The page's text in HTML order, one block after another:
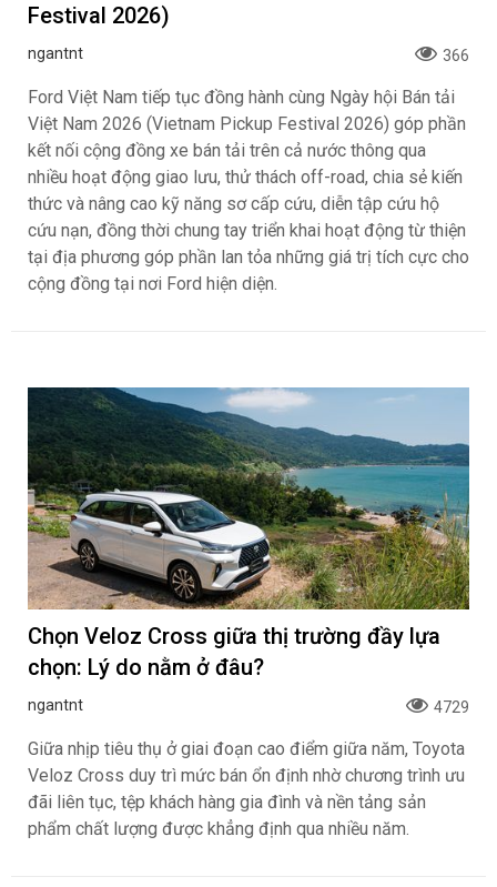
Festival 2026)
ngantnt 366
Ford Việt Nam tiếp tục đồng hành cùng Ngày hội Bán tải
Việt Nam 2026 (Vietnam Pickup Festival 2026) góp phần
kết nối cộng đồng xe bán tải trên cả nước thông qua
nhiều hoạt động giao lưu, thử thách off-road, chia sẻ kiến
thức và nâng cao kỹ năng sơ cấp cứu, diễn tập cứu hộ
cứu nạn, đồng thời chung tay triển khai hoạt động từ thiện
tại địa phương góp phần lan tỏa những giá trị tích cực cho
cộng đồng tại nơi Ford hiện diện.
Chọn Veloz Cross giữa thị trường đầy lựa
chọn: Lý do nằm ở đâu?
ngantnt 4729
Giữa nhịp tiêu thụ ở giai đoạn cao điểm giữa năm, Toyota
Veloz Cross duy trì mức bán ổn định nhờ chương trình ưu
đãi liên tục, tệp khách hàng gia đình và nền tảng sản
phẩm chất lượng được khẳng định qua nhiều năm.